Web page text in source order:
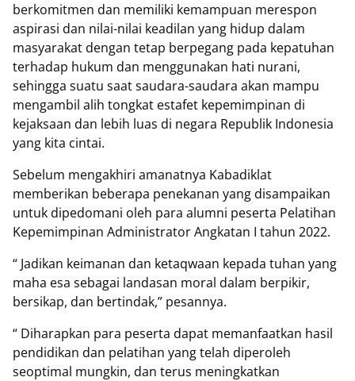
berkomitmen dan memiliki kemampuan merespon
aspirasi dan nilai-nilai keadilan yang hidup dalam
masyarakat dengan tetap berpegang pada kepatuhan
terhadap hukum dan menggunakan hati nurani,
sehingga suatu saat saudara-saudara akan mampu
mengambil alih tongkat estafet kepemimpinan di
kejaksaan dan lebih luas di negara Republik Indonesia
yang kita cintai.
Sebelum mengakhiri amanatnya Kabadiklat
memberikan beberapa penekanan yang disampaikan
untuk dipedomani oleh para alumni peserta Pelatihan
Kepemimpinan Administrator Angkatan I tahun 2022.
“ Jadikan keimanan dan ketaqwaan kepada tuhan yang
maha esa sebagai landasan moral dalam berpikir,
bersikap, dan bertindak,” pesannya.
“ Diharapkan para peserta dapat memanfaatkan hasil
pendidikan dan pelatihan yang telah diperoleh
seoptimal mungkin, dan terus meningkatkan